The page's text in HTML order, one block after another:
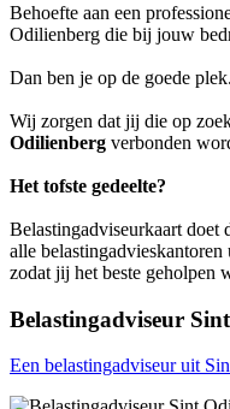
Behoefte aan een
Odilienberg die bij jouw
Dan ben je op de goede plek.
Wij zorgen dat jij die op
Odilienberg verbonden
Het tofste gedeelte?
Belastingadviseurkaart
alle
zodat jij het beste geholpen
Belastingadviseur
Een belastingadviseur uit